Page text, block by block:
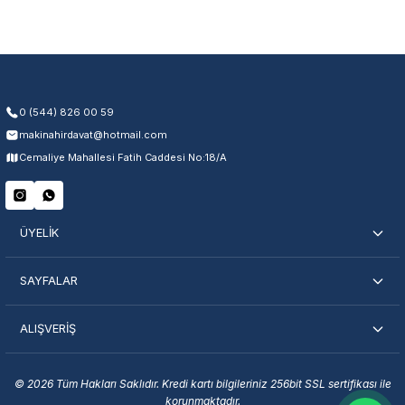
Servisi Nasıl Bulurum?
0 (544) 826 00 59
makinahirdavat@hotmail.com
Cemaliye Mahallesi Fatih Caddesi No:18/A
ÜYELİK
SAYFALAR
ALIŞVERİŞ
© 2026 Tüm Hakları Saklıdır. Kredi kartı bilgileriniz 256bit SSL sertifikası ile
korunmaktadır.